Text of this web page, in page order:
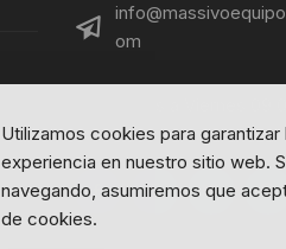
om
Utilizamos cookies para garantizar
experiencia en nuestro sitio web.
navegando, asumiremos que
de cookies.